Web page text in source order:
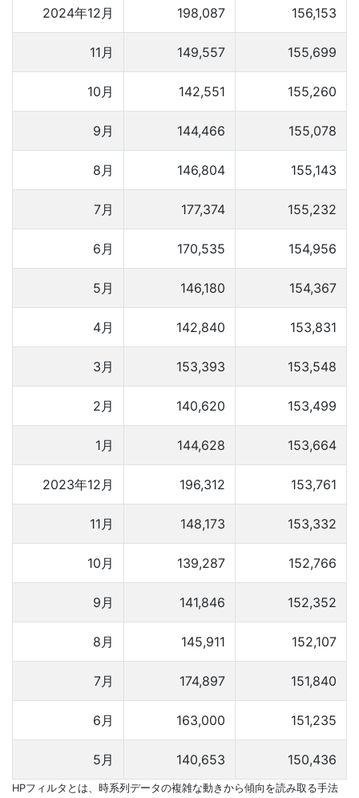
2024年12月 198,087 156,153
11月 149,557 155,699
10月 142,551 155,260
9月 144,466 155,078
8月 146,804 155,143
7月 177,374 155,232
6月 170,535 154,956
5月 146,180 154,367
4月 142,840 153,831
3月 153,393 153,548
2月 140,620 153,499
1月 144,628 153,664
2023年12月 196,312 153,761
11月 148,173 153,332
10月 139,287 152,766
9月 141,846 152,352
8月 145,911 152,107
7月 174,897 151,840
6月 163,000 151,235
5月 140,653 150,436
HPフィルタとは、時系列データの複雑な動きから傾向を読み取る手法